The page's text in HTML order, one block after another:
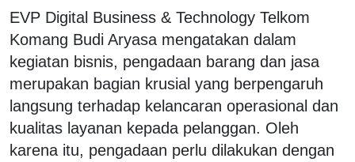
EVP Digital Business & Technology Telkom
Komang Budi Aryasa mengatakan dalam
kegiatan bisnis, pengadaan barang dan jasa
merupakan bagian krusial yang berpengaruh
langsung terhadap kelancaran operasional dan
kualitas layanan kepada pelanggan. Oleh
karena itu, pengadaan perlu dilakukan dengan